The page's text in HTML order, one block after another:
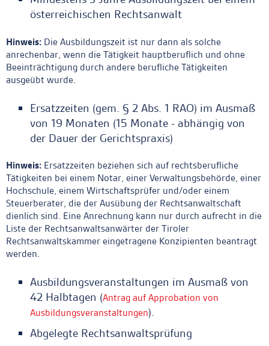
österreichischen Rechtsanwalt
Hinweis: Die Ausbildungszeit ist nur dann als solche
anrechenbar, wenn die Tätigkeit hauptberuflich und ohne
Beeinträchtigung durch andere berufliche Tätigkeiten
ausgeübt wurde.
Ersatzzeiten (gem. § 2 Abs. 1 RAO) im Ausmaß
von 19 Monaten (15 Monate - abhängig von
der Dauer der Gerichtspraxis)
Hinweis: Ersatzzeiten beziehen sich auf rechtsberufliche
Tätigkeiten bei einem Notar, einer Verwaltungsbehörde, einer
Hochschule, einem Wirtschaftsprüfer und/oder einem
Steuerberater, die der Ausübung der Rechtsanwaltschaft
dienlich sind. Eine Anrechnung kann nur durch aufrecht in die
Liste der Rechtsanwaltsanwärter der Tiroler
Rechtsanwaltskammer eingetragene Konzipienten beantragt
werden.
Ausbildungsveranstaltungen im Ausmaß von
42 Halbtagen (Antrag auf Approbation von
Ausbildungsveranstaltungen).
Abgelegte Rechtsanwaltsprüfung